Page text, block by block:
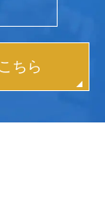
ちら